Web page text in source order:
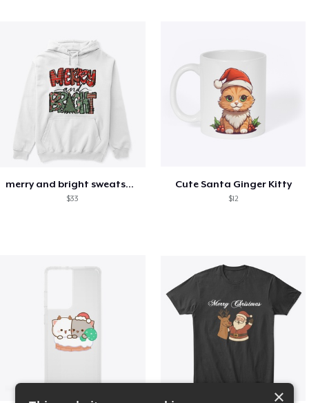
merry and bright sweatshirt christmas
$33
Cute Santa Ginger Kitty
$12
×